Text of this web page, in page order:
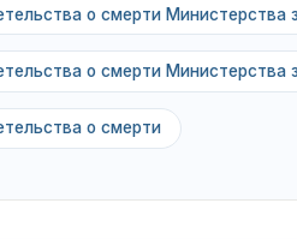
о смерти Министерства
о смерти Министерства
о смерти